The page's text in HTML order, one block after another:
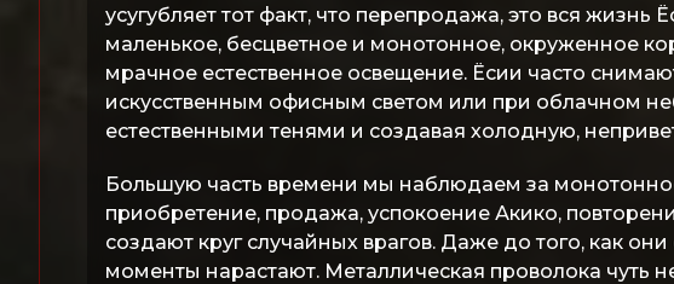
усугубляет тот факт, что перепродажа, это вся жизнь
маленькое, бесцветное и монотонное, окруженное
мрачное естественное освещение. Ёсии часто
искусственным офисным светом или при облачном
естественными тенями и создавая холодную,
Большую часть времени мы наблюдаем за
приобретение, продажа, успокоение Акико,
создают круг случайных врагов. Даже до того, как
моменты нарастают. Металлическая проволока чуть